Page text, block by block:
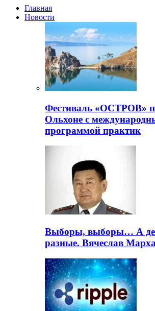
Главная
Новости
Фестиваль «ОСТРОВ»
Ольхоне с
программой практик
Выборы, выборы… А
разные. Вячеслав